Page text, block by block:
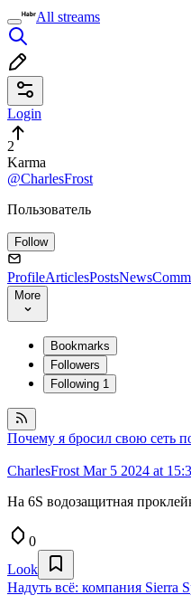
All streams
Login
2
Karma
@CharlesFrost
Пользователь
Follow
ProfileArticlesPostsNews
More
Bookmarks
Followers
Following 1
Почему я бросил свою сеть
CharlesFrost Mar 5 2024 at
На 6S водозащитная
0
Look
Надуть всё: компания Sierra